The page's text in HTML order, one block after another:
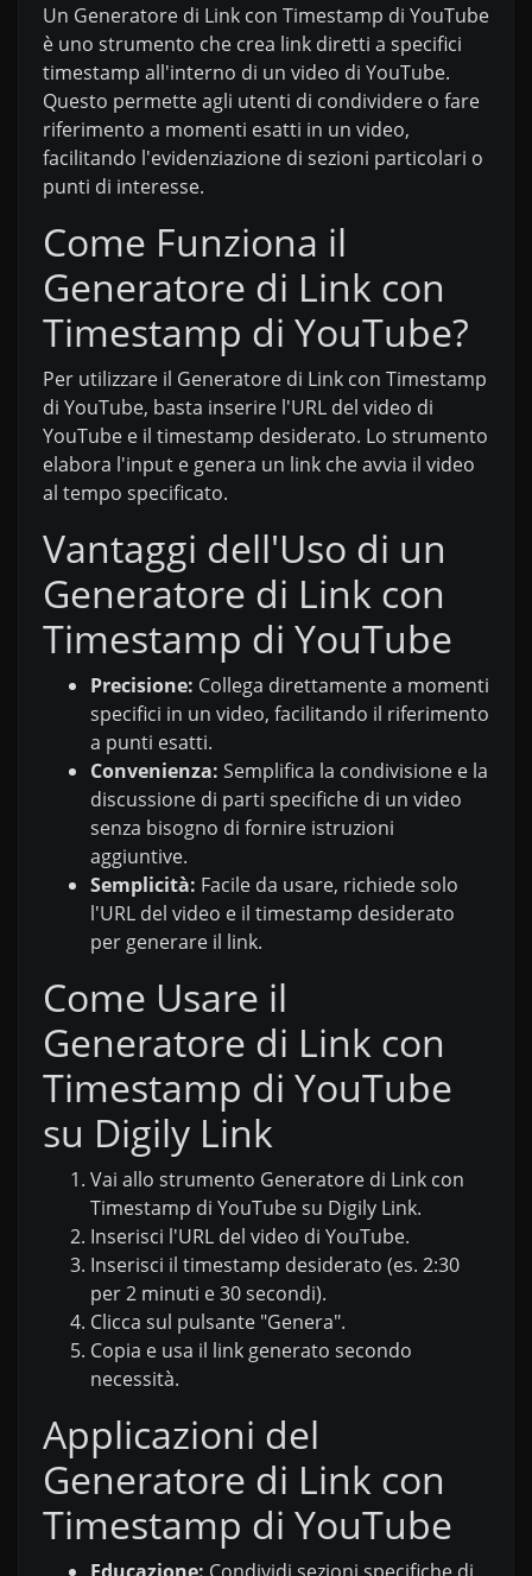
Un Generatore di Link con Timestamp di YouTube
è uno strumento che crea link diretti a specifici
timestamp all'interno di un video di YouTube.
Questo permette agli utenti di condividere o fare
riferimento a momenti esatti in un video,
facilitando l'evidenziazione di sezioni particolari o
punti di interesse.
Come Funziona il
Generatore di Link con
Timestamp di YouTube?
Per utilizzare il Generatore di Link con Timestamp
di YouTube, basta inserire l'URL del video di
YouTube e il timestamp desiderato. Lo strumento
elabora l'input e genera un link che avvia il video
al tempo specificato.
Vantaggi dell'Uso di un
Generatore di Link con
Timestamp di YouTube
Precisione: Collega direttamente a momenti
specifici in un video, facilitando il riferimento
a punti esatti.
Convenienza: Semplifica la condivisione e la
discussione di parti specifiche di un video
senza bisogno di fornire istruzioni
aggiuntive.
Semplicità: Facile da usare, richiede solo
l'URL del video e il timestamp desiderato
per generare il link.
Come Usare il
Generatore di Link con
Timestamp di YouTube
su Digily Link
Vai allo strumento Generatore di Link con
Timestamp di YouTube su Digily Link.
Inserisci l'URL del video di YouTube.
Inserisci il timestamp desiderato (es. 2:30
per 2 minuti e 30 secondi).
Clicca sul pulsante "Genera".
Copia e usa il link generato secondo
necessità.
Applicazioni del
Generatore di Link con
Timestamp di YouTube
Educazione: Condividi sezioni specifiche di